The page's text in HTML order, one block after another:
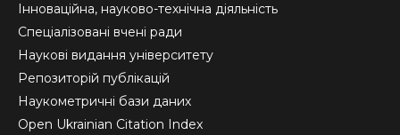
Інноваційна, науково-технічна діяльність
Спеціалізовані вчені ради
Наукові видання університету
Репозиторій публікацій
Наукометричні бази даних
Open Ukrainian Citation Index